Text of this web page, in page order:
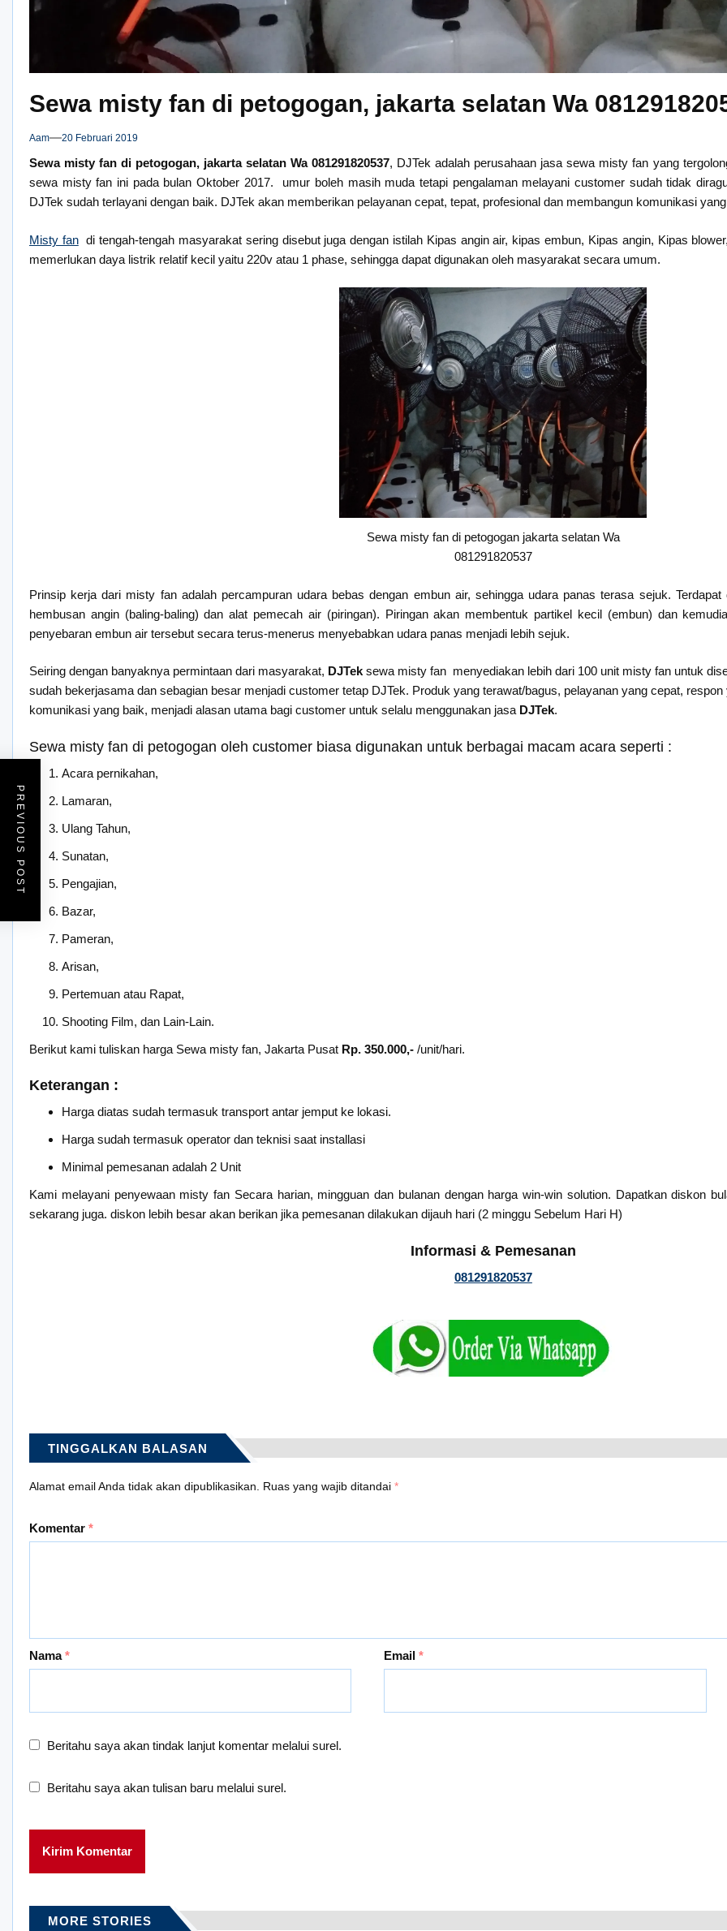
Sewa misty fan di petogogan, jakarta selatan Wa
Aam 20 Februari 2019
Sewa misty fan di petogogan, jakarta selatan Wa 081291820537, DJTek adalah perusahaan jasa sewa misty fan yang
sewa misty fan ini pada bulan Oktober 2017. umur boleh masih muda tetapi pengalaman melayani customer sudah tidak
DJTek sudah terlayani dengan baik. DJTek akan memberikan pelayanan cepat, tepat, profesional dan membangun komunikasi
Misty fandi tengah-tengah masyarakat sering disebut juga dengan istilah Kipas angin air, kipas embun, Kipas angin, Kipas
memerlukan daya listrik relatif kecil yaitu 220v atau 1 phase, sehingga dapat digunakan oleh masyarakat secara umum.
Sewa misty fan di petogogan jakarta selatan Wa
081291820537
Prinsip kerja dari misty fan adalah percampuran udara bebas dengan embun air, sehingga udara panas terasa sejuk.
hembusan angin (baling-baling) dan alat pemecah air (piringan). Piringan akan membentuk partikel kecil (embun) dan
penyebaran embun air tersebut secara terus-menerus menyebabkan udara panas menjadi lebih sejuk.
Seiring dengan banyaknya permintaan dari masyarakat, DJTek sewa misty fan menyediakan lebih dari 100 unit misty fan untuk
sudah bekerjasama dan sebagian besar menjadi customer tetap DJTek. Produk yang terawat/bagus, pelayanan yang cepat,
komunikasi yang baik, menjadi alasan utama bagi customer untuk selalu menggunakan jasa DJTek.
Sewa misty fan di petogogan oleh customer biasa digunakan untuk berbagai macam acara seperti :
Acara pernikahan,
Lamaran,
Ulang Tahun,
Sunatan,
Pengajian,
Bazar,
Pameran,
Arisan,
Pertemuan atau Rapat,
Shooting Film, dan Lain-Lain.
Berikut kami tuliskan harga Sewa misty fan, Jakarta Pusat Rp. 350.000,- /unit/hari.
Keterangan :
Harga diatas sudah termasuk transport antar jemput ke lokasi.
Harga sudah termasuk operator dan teknisi saat installasi
Minimal pemesanan adalah 2 Unit
Kami melayani penyewaan misty fan Secara harian, mingguan dan bulanan dengan harga win-win solution. Dapatkan diskon
sekarang juga. diskon lebih besar akan berikan jika pemesanan dilakukan dijauh hari (2 minggu Sebelum Hari H)
Informasi & Pemesanan
081291820537
TINGGALKAN BALASAN
Alamat email Anda tidak akan dipublikasikan. Ruas yang wajib ditandai *
Komentar *
Nama* Email*
Beritahu saya akan tindak lanjut komentar melalui surel.
Beritahu saya akan tulisan baru melalui surel.
PREVIOUS POST
MORE STORIES